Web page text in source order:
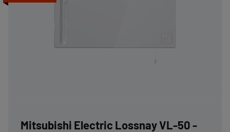
Mitsubishi Electric Lossnay VL-50 -